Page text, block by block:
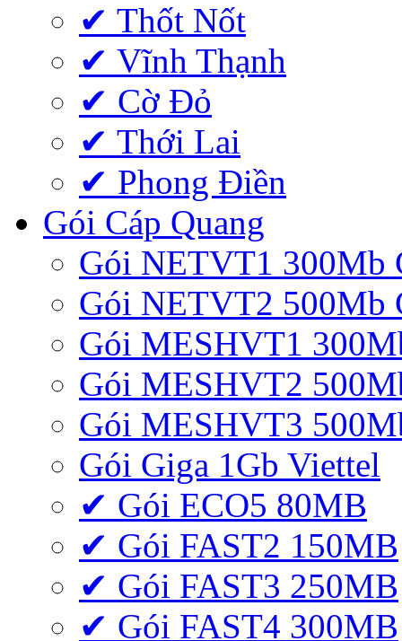
✔ Thốt Nốt
✔ Vĩnh Thạnh
✔ Cờ Đỏ
✔ Thới Lai
✔ Phong Điền
Gói Cáp Quang
Gói NETVT1 300Mb
Gói NETVT2 500Mb
Gói MESHVT1
Gói MESHVT2
Gói MESHVT3
Gói Giga 1Gb Viettel
✔ Gói ECO5 80MB
✔ Gói FAST2 150MB
✔ Gói FAST3 250MB
✔ Gói FAST4 300MB